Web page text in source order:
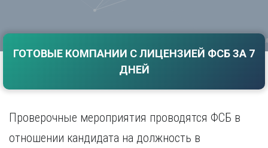
Е
Екатеринбург
И
Ижевск
Иркутск
Симферополь
Смоленск
Тамбов
Тверь
ГОТОВЫЕ КОМПАНИИ С ЛИЦЕНЗИЕЙ ФСБ ЗА 7
ДНЕЙ
Проверочные мероприятия проводятся ФСБ в
отношении кандидата на должность в